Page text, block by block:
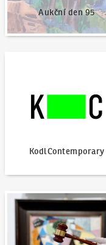
Aukční den 95
KodlContemporary
Jak dražit?